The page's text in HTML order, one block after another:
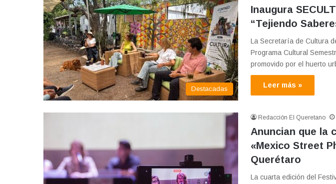
Destacadas
Inaugura
“Tejiendo
La Secretaría de Cultura
Programa Cultural
promovido por el huerto
Leer más »
Redacción El Queretano
Anuncian que la
«Mexico Street
Querétaro
La cuarta edición del